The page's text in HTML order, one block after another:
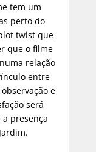
tem um
perto do
twist que
que o filme
relação
entre
e
será
presença